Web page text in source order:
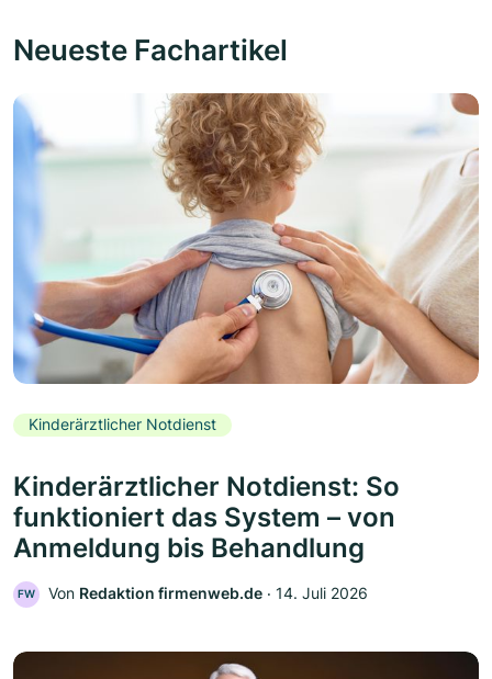
Neueste Fachartikel
Kinderärztlicher Notdienst
Kinderärztlicher Notdienst: So
funktioniert das System – von
Anmeldung bis Behandlung
FW Von Redaktion firmenweb.de ‧ 14. Juli 2026